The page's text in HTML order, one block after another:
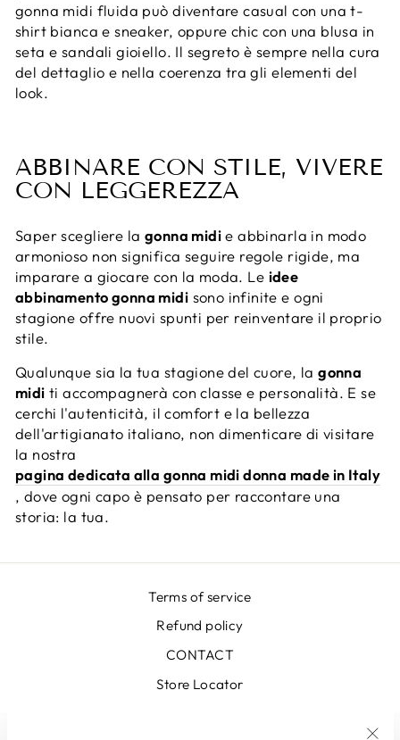
gonna midi fluida può diventare casual con una t-
shirt bianca e sneaker, oppure chic con una blusa in
seta e sandali gioiello. Il segreto è sempre nella cura
del dettaglio e nella coerenza tra gli elementi del
look.
ABBINARE CON STILE, VIVERE
CON LEGGEREZZA
Saper scegliere la gonna midie abbinarla in modo
armonioso non significa seguire regole rigide, ma
imparare a giocare con la moda. Le idee
abbinamento gonna midi sono infinite e ogni
stagione offre nuovi spunti per reinventare il proprio
stile.
Qualunque sia la tua stagione del cuore, lagonna
midi ti accompagnerà con classe e personalità. E se
cerchi l'autenticità, il comfort e la bellezza
dell'artigianato italiano, non dimenticare di visitare
la nostra
pagina dedicata alla gonna midi donna made in Italy
, dove ogni capo è pensato per raccontare una
storia: la tua.
Terms of service
Refund policy
CONTACT
Store Locator